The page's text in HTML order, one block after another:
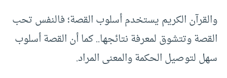
والقرآن الكريم يستخدم أسلوب القصة؛ فالنفس تحب
القصة وتتشوق لمعرفة نتائجها.. كما أن القصة أسلوب
سهل لتوصيل الحكمة والمعنى المراد.